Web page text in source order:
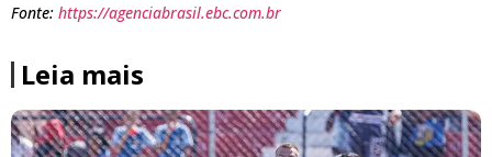
Fonte: https://agenciabrasil.ebc.com.br
Leia mais